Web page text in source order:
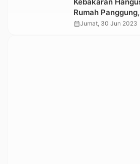
Rumah
Motor di Buntao,
calendar_monthJumat, 30 Jun 2023